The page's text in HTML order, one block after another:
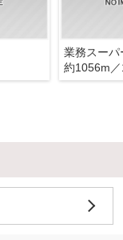
業務スーパ
約1056m